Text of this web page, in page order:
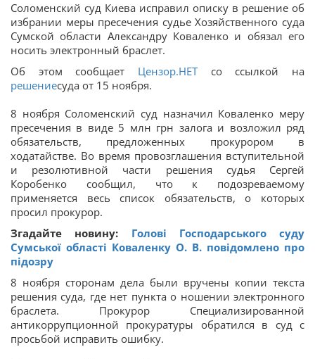
Соломенский суд Киева исправил описку в решение об
избрании меры пресечения судье Хозяйственного суда
Сумской области Александру Коваленко и обязал его
носить электронный браслет.
Об этом сообщает Цензор.НЕТ со ссылкой на
решениесуда от 15 ноября.
8 ноября Соломенский суд назначил Коваленко меру
пресечения в виде 5 млн грн залога и возложил ряд
обязательств, предложенных прокурором в
ходатайстве. Во время провозглашения вступительной
и резолютивной части решения судья Сергей
Коробенко сообщил, что к подозреваемому
применяется весь список обязательств, о которых
просил прокурор.
Згадайте новину: Голові Господарського суду
Сумської області Коваленку О. В. повідомлено про
підозру
8 ноября сторонам дела были вручены копии текста
решения суда, где нет пункта о ношении электронного
браслета. Прокурор Специализированной
антикоррупционной прокуратуры обратился в суд с
просьбой исправить ошибку.